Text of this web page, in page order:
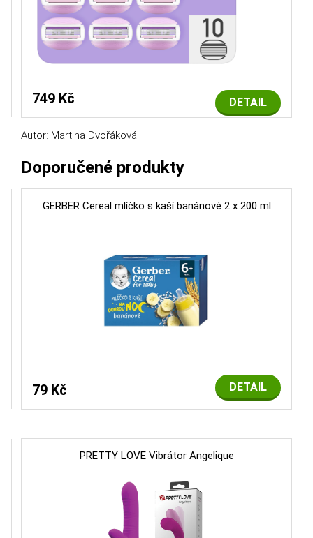
DETAIL
749 Kč
Autor: Martina Dvořáková
Doporučené produkty
GERBER Cereal mlíčko s kaší banánové 2 x 200 ml
DETAIL
79 Kč
PRETTY LOVE Vibrátor Angelique